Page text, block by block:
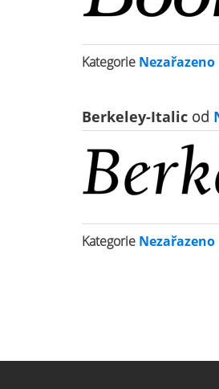
Kategorie Nezařazeno
Berkeley-Italic od
Kategorie Nezařazeno